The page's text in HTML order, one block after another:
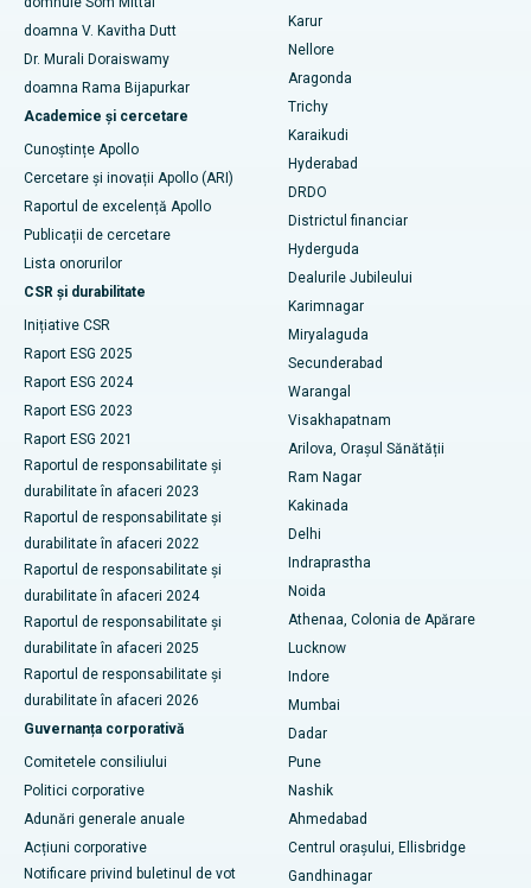
Găsește un psiholog
Găsiți un chirurg generalist
Cel mai bun spital din Seepat Road, Bilaspur
Cel mai bun spital din Ellisbridge, Ahmedabad
Cel mai bun spital din New Delhi
Cel mai bun spital din DRDO, Hyderabad
Cel mai bun spital din GS Road, Guwahati
Cel mai bun spital din Hyderguda, Hyderabad
Cel mai bun spital din Vijay Nagar, Indore
Cel mai bun spital din Suryaraopeta Main Road, Kakinada
Cel mai bun spital din Canal Circular Road, Kolkata
Cel mai bun spital din CBD-ul Belapur, Navi Mumbai
Cel mai bun spital din Panchavati, Nashik
Cel mai bun spital din Secunderabad, Hyderabad
Cel mai bun spital din Seshadripuram, Bangalore
Cel mai bun spital din Waltair Main Road, Visakhapatnam
Cel mai bun spital din Subhash Nagar Road, Karimnagar
Cel mai bun spital din Managari, Karaikudi
Cel mai bun spital din Arepally, Warangal
Cel mai bun spital din colonia Arera, Bhopal
Cistectomia ovariană
Breast Cancer Surgery
brahiterapie
polipectomie
Stimularea creierului profund
Biopsia rinichilor
paratiroidectomia
Chirurgie citoreductivă
Înlocuire totală de genunchi din ceramică
ERCP
doamna V. Kavitha Dutt
Dr. Murali Doraiswamy
doamna Rama Bijapurkar
Academice și cercetare
Cunoștințe Apollo
Cercetare și inovații Apollo (ARI)
Raportul de excelență Apollo
Publicații de cercetare
Lista onorurilor
CSR și durabilitate
Inițiative CSR
Raport ESG 2025
Raport ESG 2024
Raport ESG 2023
Raport ESG 2021
Raportul de responsabilitate și
durabilitate în afaceri 2023
Raportul de responsabilitate și
durabilitate în afaceri 2022
Raportul de responsabilitate și
durabilitate în afaceri 2024
Raportul de responsabilitate și
durabilitate în afaceri 2025
Raportul de responsabilitate și
durabilitate în afaceri 2026
Guvernanța corporativă
Comitetele consiliului
Politici corporative
Adunări generale anuale
Acțiuni corporative
Notificare privind buletinul de vot
Karur
Nellore
Aragonda
Trichy
Karaikudi
Hyderabad
DRDO
Districtul financiar
Hyderguda
Dealurile Jubileului
Karimnagar
Miryalaguda
Secunderabad
Warangal
Visakhapatnam
Arilova, Orașul Sănătății
Ram Nagar
Kakinada
Delhi
Indraprastha
Noida
Athenaa, Colonia de Apărare
Lucknow
Indore
Mumbai
Dadar
Pune
Nashik
Ahmedabad
Centrul orașului, Ellisbridge
Gandhinagar